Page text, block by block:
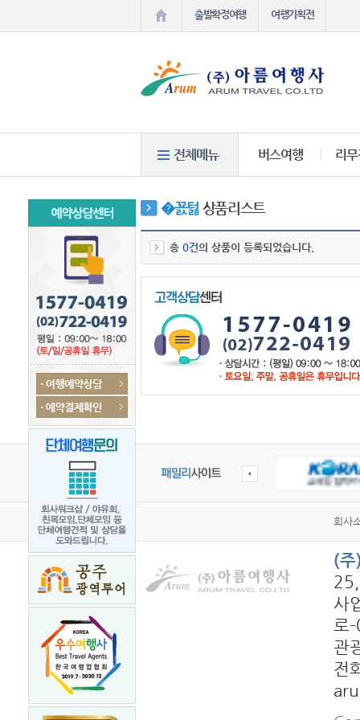
출발확정여행 여행기획전
버스여행 리
�꾨턿상품리스트
총 0건의 상품이 등록되었습니다.
회사
(주
사
로
관
전